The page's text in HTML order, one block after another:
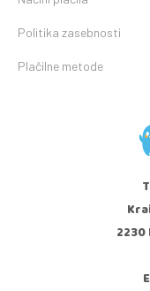
Politika zasebnosti
Plačilne metode